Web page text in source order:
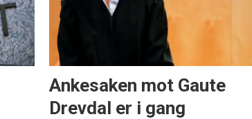
Ankesaken mot Gaute
Drevdal er i gang